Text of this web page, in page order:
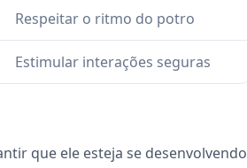
Respeitar o ritmo do potro
Estimular interações seguras
que ele esteja se desenvolvendo